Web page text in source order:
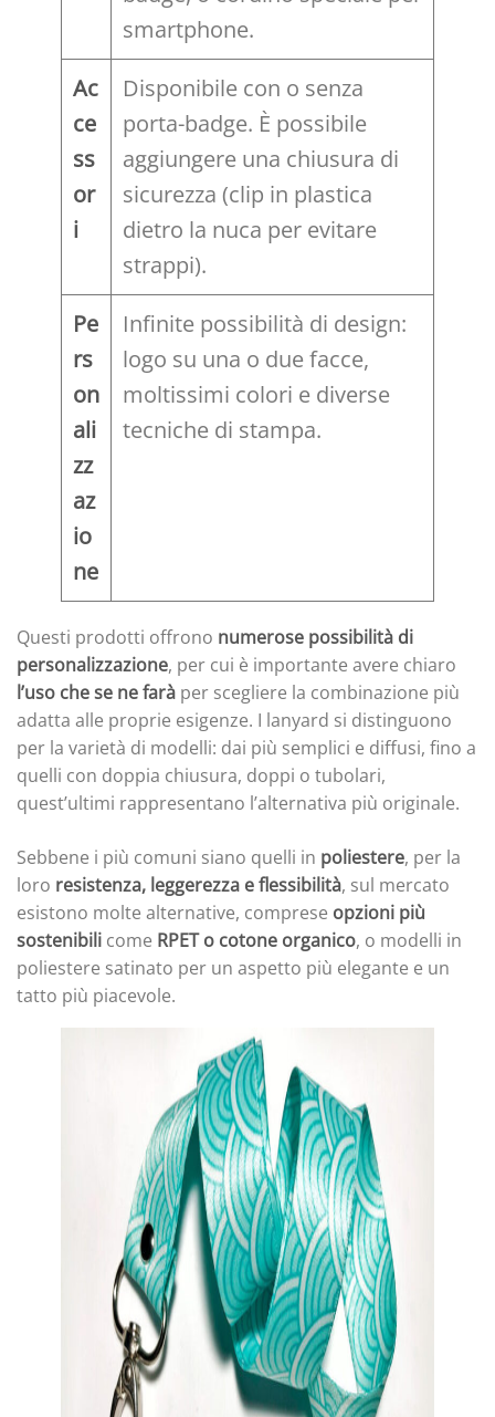
smartphone.
Ac
ce
ss
or
i
Disponibile con o senza
porta-badge. È possibile
aggiungere una chiusura di
sicurezza (clip in plastica
dietro la nuca per evitare
strappi).
Pe
rs
on
ali
zz
az
io
ne
Infinite possibilità di design:
logo su una o due facce,
moltissimi colori e diverse
tecniche di stampa.
Questi prodotti offrono numerose possibilità di
personalizzazione, per cui è importante avere chiaro
l’uso che se ne farà per scegliere la combinazione più
adatta alle proprie esigenze. I lanyard si distinguono
per la varietà di modelli: dai più semplici e diffusi, fino a
quelli con doppia chiusura, doppi o tubolari,
quest’ultimi rappresentano l’alternativa più originale.
Sebbene i più comuni siano quelli in poliestere, per la
loro resistenza, leggerezza e flessibilità, sul mercato
esistono molte alternative, comprese opzioni più
sostenibili come RPET o cotone organico, o modelli in
poliestere satinato per un aspetto più elegante e un
tatto più piacevole.